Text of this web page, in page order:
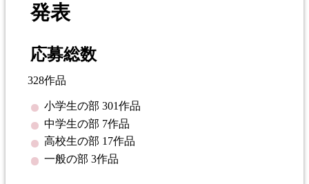
発表
応募総数
328作品
小学生の部 301作品
中学生の部 7作品
高校生の部 17作品
一般の部 3作品